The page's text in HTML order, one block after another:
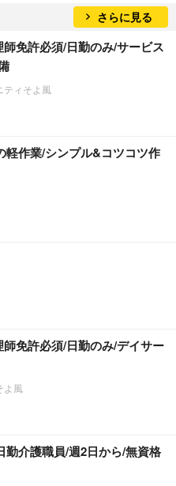
さらに見る
師免許必須/日勤のみ/サービス
ティそよ風
軽作業/シンプル&コツコツ作
師免許必須/日勤のみ/デイサー
よ風
勤介護職員/週2日から/無資格